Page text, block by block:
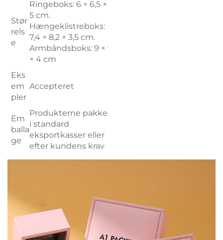
Stør
rels
e
Ringeboks: 6 × 6,5 ×
5 cm.
Hængeklistreboks:
7,4 × 8,2 × 3,5 cm.
Armbåndsboks: 9 × 9
× 4 cm
Eks
em
pler
Accepteret
Em
balla
ge
Produkterne pakkes
i standard
eksportkasser eller
efter kundens krav